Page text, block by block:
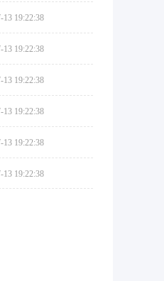
13 19:22:38
13 19:22:38
13 19:22:38
13 19:22:38
13 19:22:38
13 19:22:38